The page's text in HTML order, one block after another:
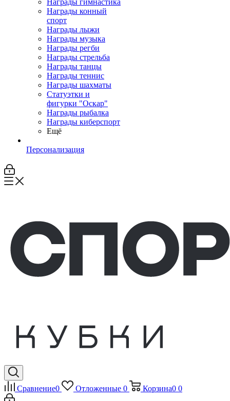
Награды гимнастика
Награды конный
спорт
Награды лыжи
Награды музыка
Награды регби
Награды стрельба
Награды танцы
Награды теннис
Награды шахматы
Статуэтки и
фигурки "Оскар"
Награды рыбалка
Награды киберспорт
Ещё
Персонализация
Сравнение0 Отложенные 0 Корзина0 0